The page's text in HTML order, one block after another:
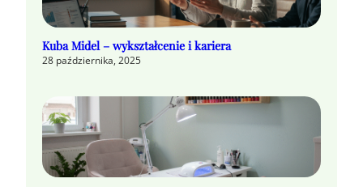
Kuba Midel – wykształcenie i kariera
28 października, 2025